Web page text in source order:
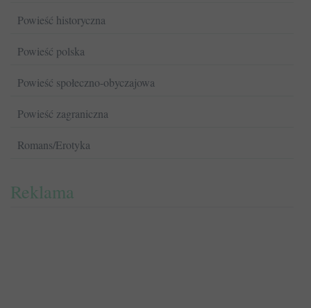
Powieść historyczna
Powieść polska
Powieść społeczno-obyczajowa
Powieść zagraniczna
Romans/Erotyka
Reklama